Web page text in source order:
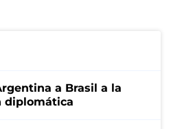
a Brasil a la
diplomática